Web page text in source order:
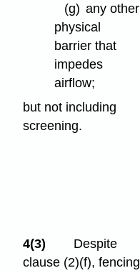
(g) any other
physical
barrier that
impedes
airflow;
but not including
screening.
4(3)
Despite
clause (2)⁠(f), fencing